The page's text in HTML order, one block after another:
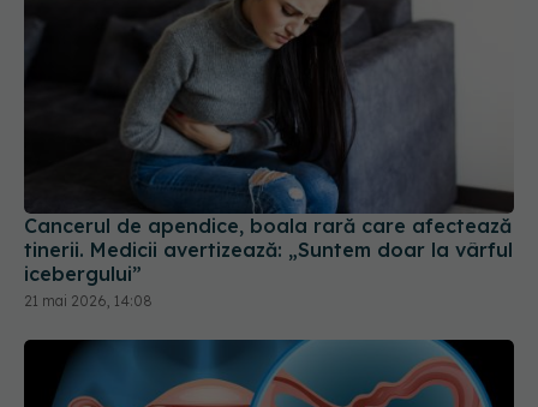
Cancerul de apendice, boala rară care afectează
tinerii. Medicii avertizează: „Suntem doar la vârful
21 mai 2026, 14:08